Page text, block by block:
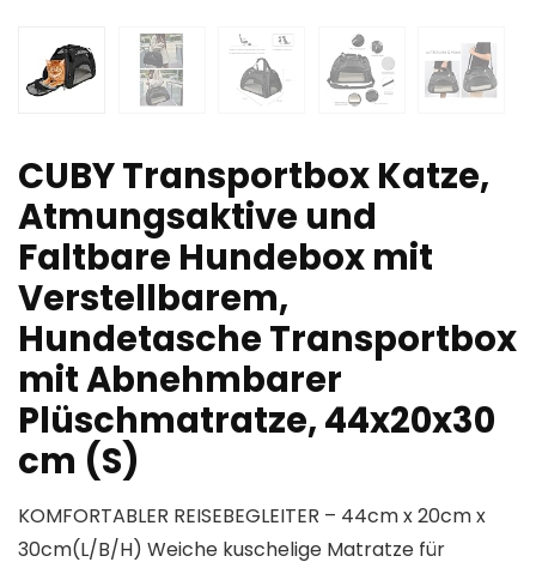
CUBY Transportbox Katze,
Atmungsaktive und
Faltbare Hundebox mit
Verstellbarem,
Hundetasche Transportbox
mit Abnehmbarer
Plüschmatratze, 44x20x30
cm (S)
KOMFORTABLER REISEBEGLEITER – 44cm x 20cm x
30cm(L/B/H) Weiche kuschelige Matratze für